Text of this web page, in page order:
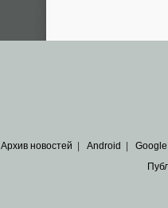
Архив новостей Android Google